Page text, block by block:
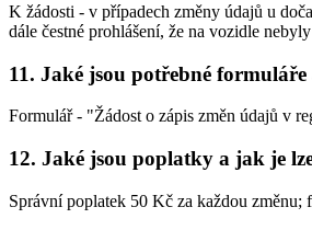
K žádosti - v případech změny údajů u
dále čestné prohlášení, že na vozidle
11. Jaké jsou potřebné
Formulář - "Žádost o zápis změn údajů v
12. Jaké jsou poplatky a jak je
Správní poplatek 50 Kč za každou změnu;